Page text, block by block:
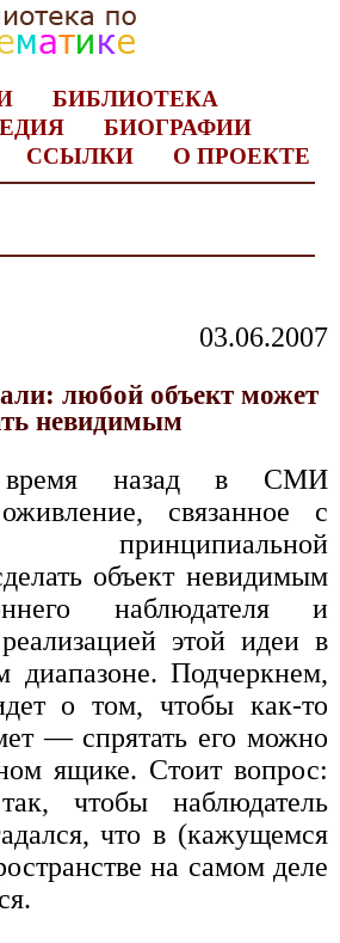
БИБЛИОТЕКА
БИОГРАФИИ
ССЫЛКИ О ПРОЕКТЕ
03.06.2007
любой объект может
невидимым
время назад в СМИ
связанное с
принципиальной
объект невидимым
наблюдателя и
этой идеи в
диапазоне. Подчеркнем,
о том, чтобы как-то
— спрятать его можно
ящике. Стоит вопрос:
чтобы наблюдатель
что в (кажущемся
на самом деле